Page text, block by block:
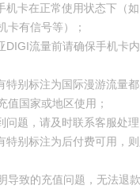
机卡在正常使用状态下（
卡有信号等）；
DIGI流量前请确保手机卡
特别标注为国际漫游流量
值国家或地区使用；
问题，请及时联系客服处理
特别标注为后付费可用，
导致的充值问题，无法退款